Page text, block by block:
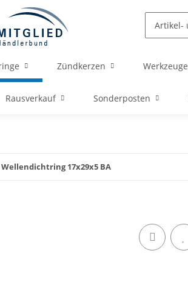
Zündkerzen Werkzeuge
Rausverkauf Sonderposten
Wellendichtring 17x29x5 BA